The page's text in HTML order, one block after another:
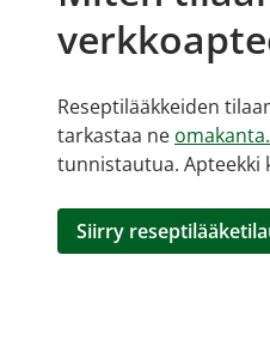
Reseptilääkkeiden
tarkastaa ne
tunnistautua. Apteekki
Siirry